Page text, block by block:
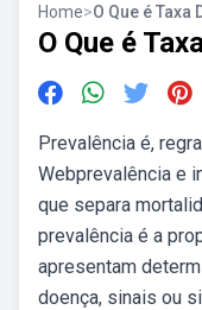
Home>O Que é Taxa
O Que é
Prevalência é,
Webprevalência e
que separa
prevalência é a
apresentam
doença, sinais ou